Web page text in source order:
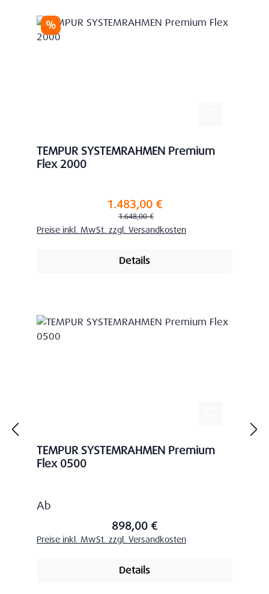
Rabatt
%
TEMPUR SYSTEMRAHMEN Premium
Flex 2000
Verkaufspreis:1.483,00 €
Regulärer Preis:
1.648,00 €
Preise inkl. MwSt. zzgl. Versandkosten
Details
TEMPUR SYSTEMRAHMEN Premium
Flex 0500
Regulärer Preis:
Ab
898,00 €
Preise inkl. MwSt. zzgl. Versandkosten
Details